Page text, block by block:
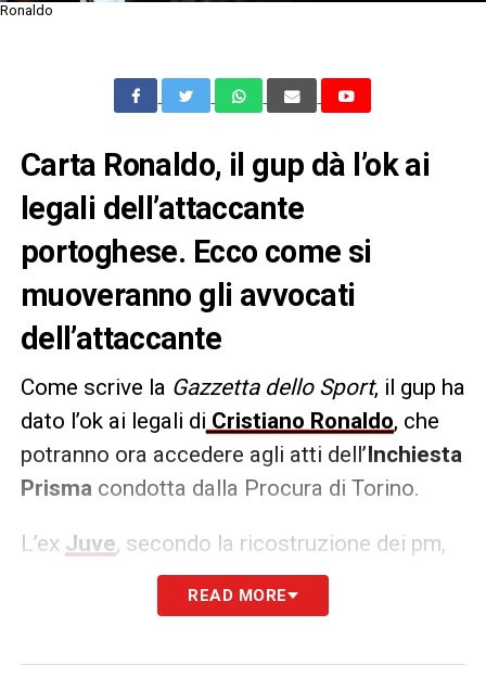
Ronaldo
Carta Ronaldo, il gup dà l’ok ai
legali dell’attaccante
portoghese. Ecco come si
muoveranno gli avvocati
dell’attaccante
Come scrive la Gazzetta dello Sport, il gup ha
dato l’ok ai legali di Cristiano Ronaldo, che
potranno ora accedere agli atti dell’Inchiesta
Prismacondotta dalla Procura di Torino.
L’ex Juve, secondo la ricostruzione dei pm,
vanterebbe ancoraun credito di 19,9 milioni
nei confronti del club bianconero per
READ MORE